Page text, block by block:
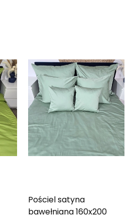
Pościel satyna
bawełniana 160x200